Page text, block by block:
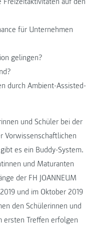
für Unternehmen
gelingen?
durch Ambient-Assisted-
und Schüler bei der
Vorwissenschaftlichen
es ein Buddy-System.
und Maturanten
der FH JOANNEUM
und im Oktober 2019
den Schülerinnen und
ersten Treffen erfolgen